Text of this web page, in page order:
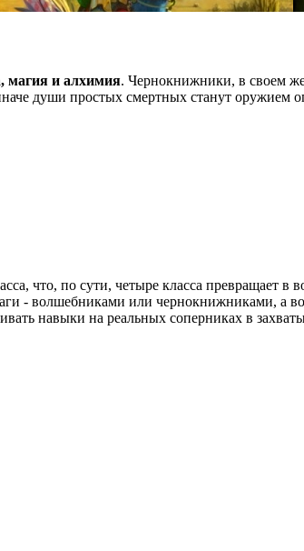
магия и алхимия. Чернокнижники, в своем
души простых смертных станут оружием
что, по сути, четыре класса превращает в
- волшебниками или чернокнижниками, а
навыки на реальных соперниках в